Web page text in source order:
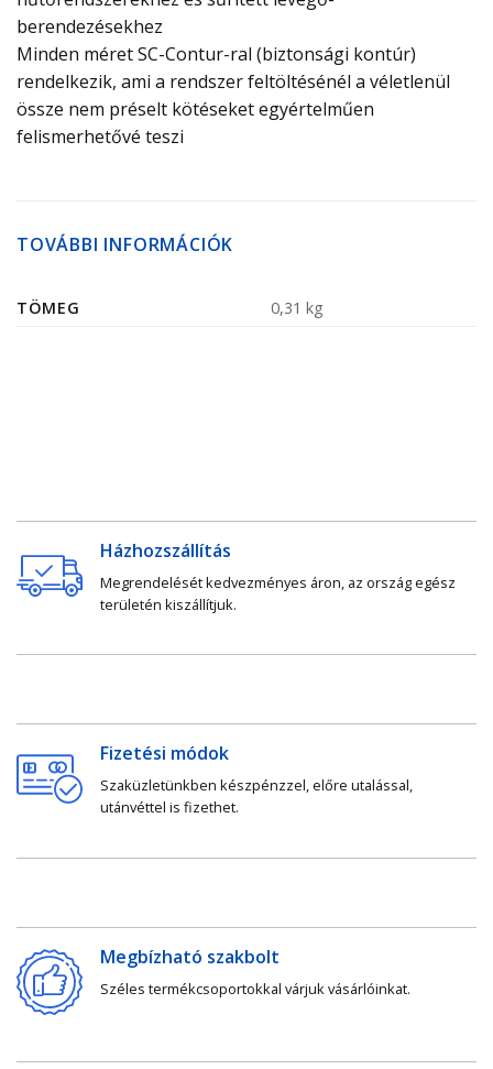
berendezésekhez
Minden méret SC-Contur-ral (biztonsági kontúr)
rendelkezik, ami a rendszer feltöltésénél a véletlenül
össze nem préselt kötéseket egyértelműen
felismerhetővé teszi
TOVÁBBI INFORMÁCIÓK
TÖMEG 0,31 kg
Házhozszállítás
Megrendelését kedvezményes áron, az ország egész
területén kiszállítjuk.
Fizetési módok
Szaküzletünkben készpénzzel, előre utalással,
utánvéttel is fizethet.
Megbízható szakbolt
Széles termékcsoportokkal várjuk vásárlóinkat.